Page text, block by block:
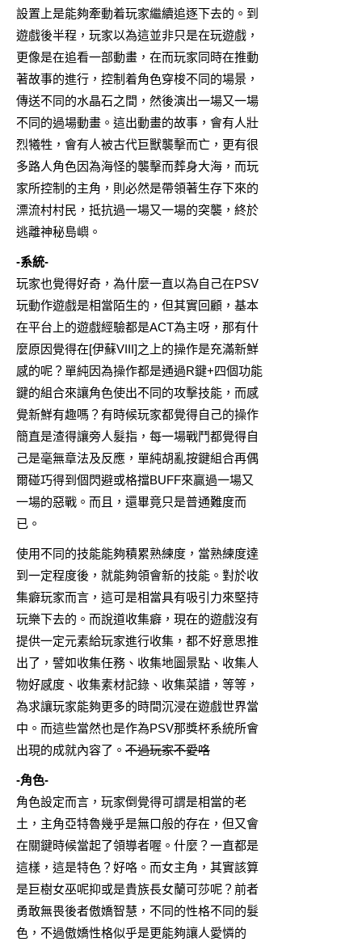
設置上是能夠牽動着玩家繼續追逐下去的。到
遊戲後半程，玩家以為這並非只是在玩遊戲，
更像是在追看一部動畫，在而玩家同時在推動
著故事的進行，控制着角色穿梭不同的場景，
傳送不同的水晶石之間，然後演出一場又一場
不同的過場動畫。這出動畫的故事，會有人壯
烈犧牲，會有人被古代巨獸襲擊而亡，更有很
多路人角色因為海怪的襲擊而葬身大海，而玩
家所控制的主角，則必然是帶領著生存下來的
漂流村村民，抵抗過一場又一場的突襲，終於
逃離神秘島嶼。
-系統-
玩家也覺得好奇，為什麼一直以為自己在PSV
玩動作遊戲是相當陌生的，但其實回顧，基本
在平台上的遊戲經驗都是ACT為主呀，那有什
麼原因覺得在[伊蘇VIII]之上的操作是充滿新鮮
感的呢？單純因為操作都是通過R鍵+四個功能
鍵的組合來讓角色使出不同的攻擊技能，而感
覺新鮮有趣嗎？有時候玩家都覺得自己的操作
簡直是渣得讓旁人髮指，每一場戰鬥都覺得自
己是毫無章法及反應，單純胡亂按鍵組合再偶
爾碰巧得到個閃避或格擋BUFF來贏過一場又
一場的惡戰。而且，還畢竟只是普通難度而
已。
使用不同的技能能夠積累熟練度，當熟練度達
到一定程度後，就能夠領會新的技能。對於收
集癖玩家而言，這可是相當具有吸引力來堅持
玩樂下去的。而說道收集癖，現在的遊戲沒有
提供一定元素給玩家進行收集，都不好意思推
出了，譬如收集任務、收集地圖景點、收集人
物好感度、收集素材記錄、收集菜譜，等等，
為求讓玩家能夠更多的時間沉浸在遊戲世界當
中。而這些當然也是作為PSV那獎杯系統所會
出現的成就內容了。 不過玩家不愛咯
-角色-
角色設定而言，玩家倒覺得可謂是相當的老
土，主角亞特魯幾乎是無口般的存在，但又會
在關鍵時候當起了領導者喔。什麼？一直都是
這樣，這是特色？好咯。而女主角，其實該算
是巨樹女巫呢抑或是貴族長女蘭可莎呢？前者
勇敢無畏後者傲嬌智慧，不同的性格不同的髮
色，不過傲嬌性格似乎是更能夠讓人愛憐的